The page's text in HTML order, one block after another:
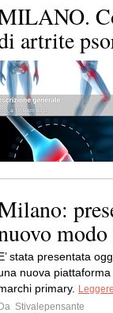
artrite
stata presentata
nuova
primary.
Da Stivalepensante